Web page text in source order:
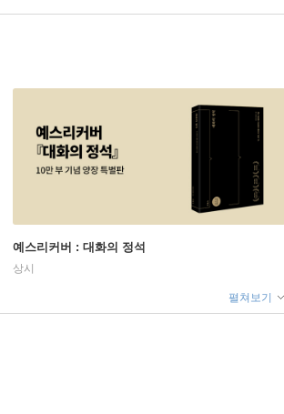
예스리커버 : 대화의 정석
상시
펼쳐보기